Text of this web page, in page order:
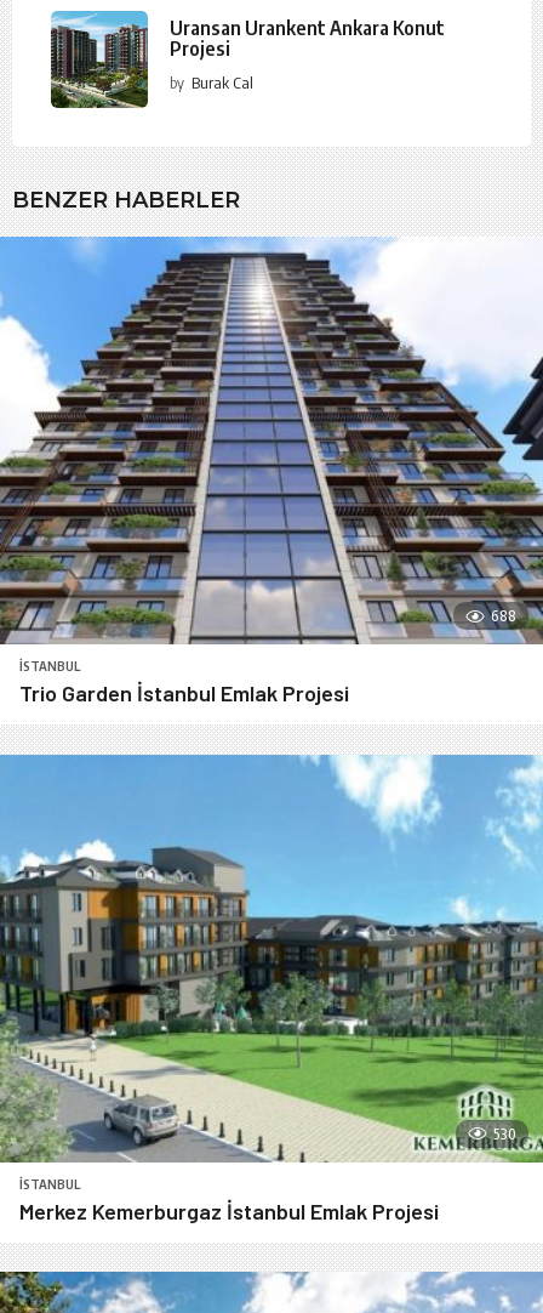
Uransan Urankent Ankara Konut
Projesi
by Burak Cal
BENZER HABERLER
688
İSTANBUL
Trio Garden İstanbul Emlak Projesi
530
İSTANBUL
Merkez Kemerburgaz İstanbul Emlak Projesi